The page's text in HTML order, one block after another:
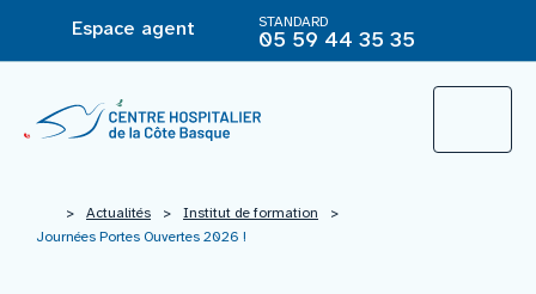
Espace agent STANDARD
05 59 44 35 35
L’Hôpital
> Actualités > Institut de formation
>
Journées Portes Ouvertes 2026 !